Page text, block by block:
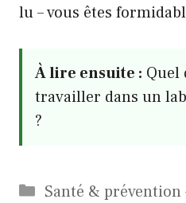
lu – vous êtes
À lire ensuite : Quel
travailler dans un
?
Catégories
Santé & prévention